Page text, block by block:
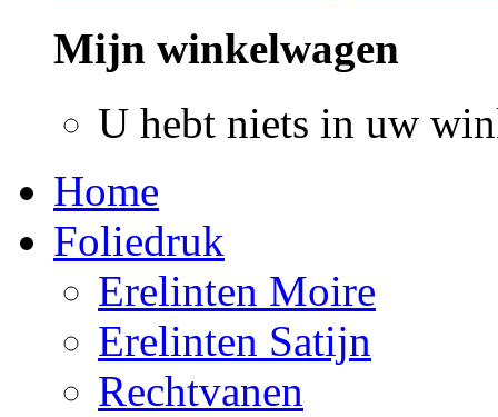
Mijn winkelwagen
U hebt niets in uw
Home
Foliedruk
Erelinten Moire
Erelinten Satijn
Rechtvanen